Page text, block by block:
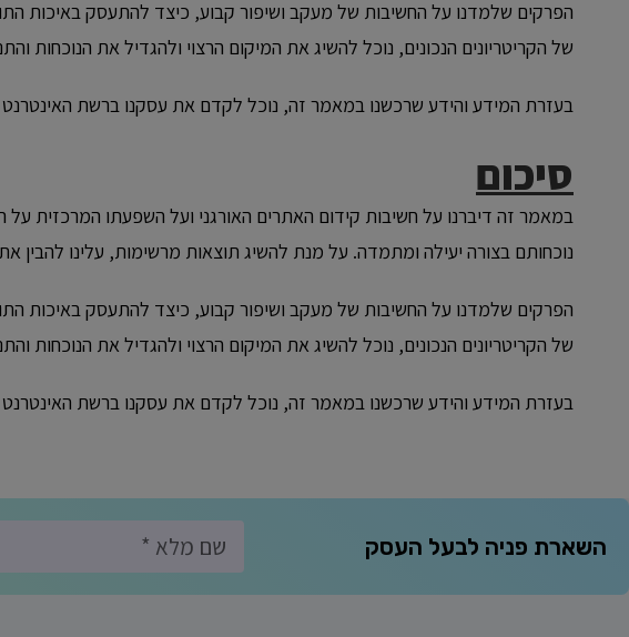
הפרקים שלמדנו על החשיבות של מעקב ושיפור קבוע, כיצד להתעסק באיכות
של הקריטריונים הנכונים, נוכל להשיג את המיקום הרצוי ולהגדיל את הנוכחות
בעזרת המידע והידע שרכשנו במאמר זה, נוכל לקדם את עסקנו ברשת האינטרנט
סיכום
במאמר זה דיברנו על חשיבות קידום האתרים האורגני ועל השפעתו
נוכחותם בצורה יעילה ומתמדה. על מנת להשיג תוצאות מרשימות, עלינו
הפרקים שלמדנו על החשיבות של מעקב ושיפור קבוע, כיצד להתעסק באיכות
של הקריטריונים הנכונים, נוכל להשיג את המיקום הרצוי ולהגדיל את הנוכחות
בעזרת המידע והידע שרכשנו במאמר זה, נוכל לקדם את עסקנו ברשת האינטרנט
השארת פניה לבעל העסק